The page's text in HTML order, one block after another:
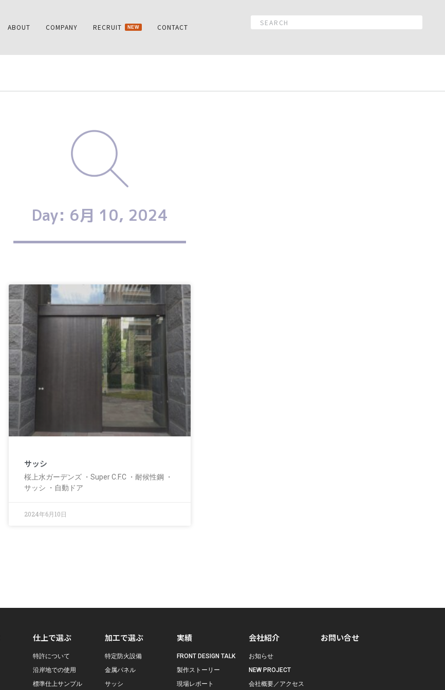
ABOUT COMPANY RECRUIT NEW CONTACT
Day: 6月 10, 2024
サッシ
桜上水ガーデンズ ・Super C.F.C ・耐候性鋼 ・
サッシ ・自動ドア
2024年6月10日
仕上で選ぶ
特許について
沿岸地での使用
標準仕上サンプル
加工で選ぶ
特定防火設備
金属パネル
サッシ
実績
FRONT DESIGN TALK
製作ストーリー
現場レポート
会社紹介
お知らせ
NEW PROJECT
会社概要／アクセス
お問い合せ